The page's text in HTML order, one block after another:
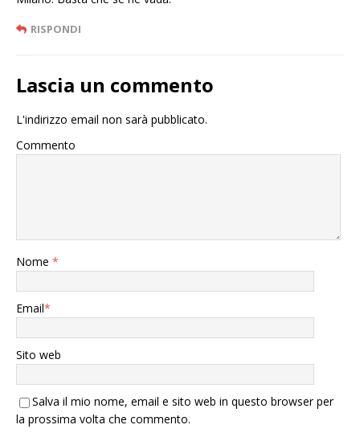
RISPONDI
Lascia un commento
L'indirizzo email non sarà pubblicato.
Commento
Nome *
Email*
Sito web
Salva il mio nome, email e sito web in questo browser per
la prossima volta che commento.